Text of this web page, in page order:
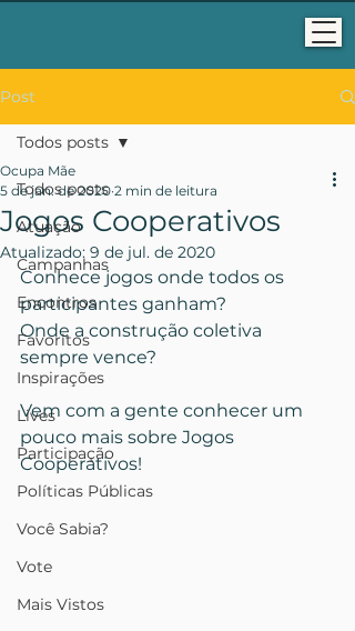
Post
Todos posts
Atuação
Campanhas
Encontros
Favoritos
Inspirações
Lives
Participação
Políticas Públicas
Você Sabia?
Vote
Mais Vistos
Todos posts
Jogos Cooperativos
Ocupa Mãe
5 de jan. de 2020 2 min de leitura
Atualizado: 9 de jul. de 2020
Conhece jogos onde todos os
participantes ganham?
Onde a construção coletiva
sempre vence?
Vem com a gente conhecer um
pouco mais sobre Jogos
Cooperativos!